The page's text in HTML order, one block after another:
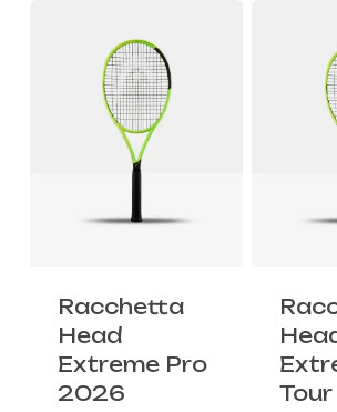
Racchetta
Head
Extreme Pro
2026